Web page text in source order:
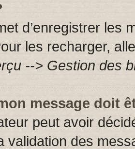
d’enregistrer les
les recharger,
--> Gestion des
message doit
peut avoir
validation des